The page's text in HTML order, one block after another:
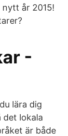
år 2015!
-
lära dig
det lokala
är både